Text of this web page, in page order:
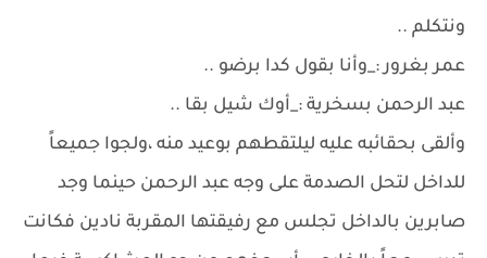
ونتكلم ..
عمر بغرور :_وأنا بقول كدا برضو ..
عبد الرحمن بسخرية :_أوك شيل بقا ..
وألقى بحقائبه عليه ليلتقطهم بوعيد منه ،ولجوا جميعاً
للداخل لتحل الصدمة على وجه عبد الرحمن حينما وجد
صابرين بالداخل تجلس مع رفيقتها المقربة نادين فكانت